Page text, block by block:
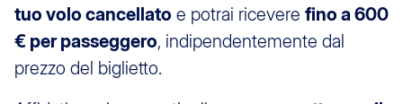
tuo volo cancellato e potrai ricevere fino a 600
€ per passeggero, indipendentemente dal
prezzo del biglietto.